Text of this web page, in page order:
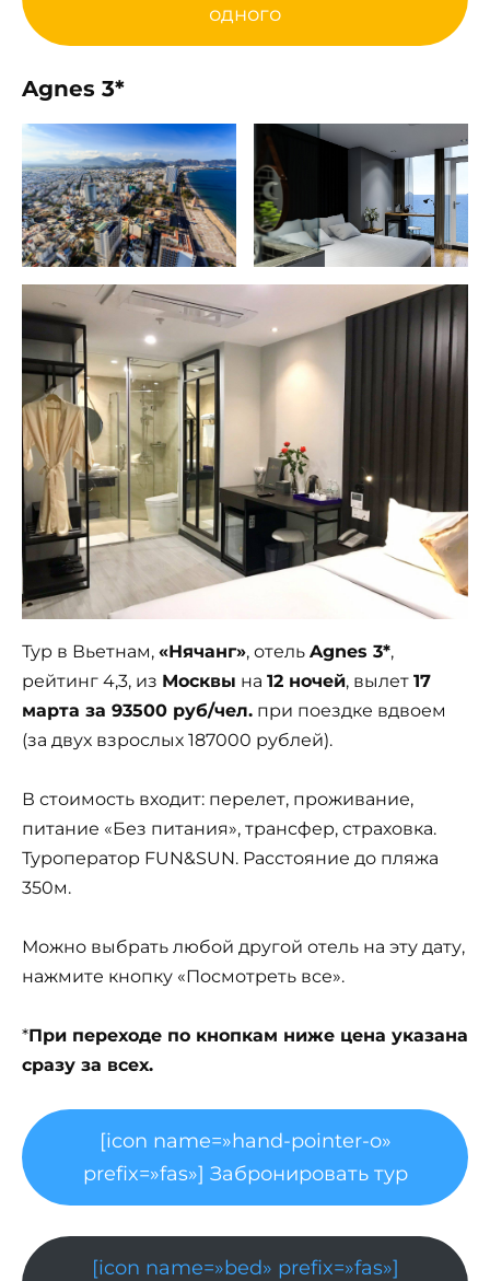
одного
Agnes 3*
Тур в Вьетнам, «Нячанг», отель Agnes 3*,
рейтинг 4,3, из Москвы на 12 ночей, вылет 17
марта за 93500 руб/чел. при поездке вдвоем
(за двух взрослых 187000 рублей).
В стоимость входит: перелет, проживание,
питание «Без питания», трансфер, страховка.
Туроператор FUN&SUN. Расстояние до пляжа
350м.
Можно выбрать любой другой отель на эту дату,
нажмите кнопку «Посмотреть все».
*При переходе по кнопкам ниже цена указана
сразу за всех.
[icon name=»hand-pointer-o»
prefix=»fas»] Забронировать тур
[icon name=»bed» prefix=»fas»]